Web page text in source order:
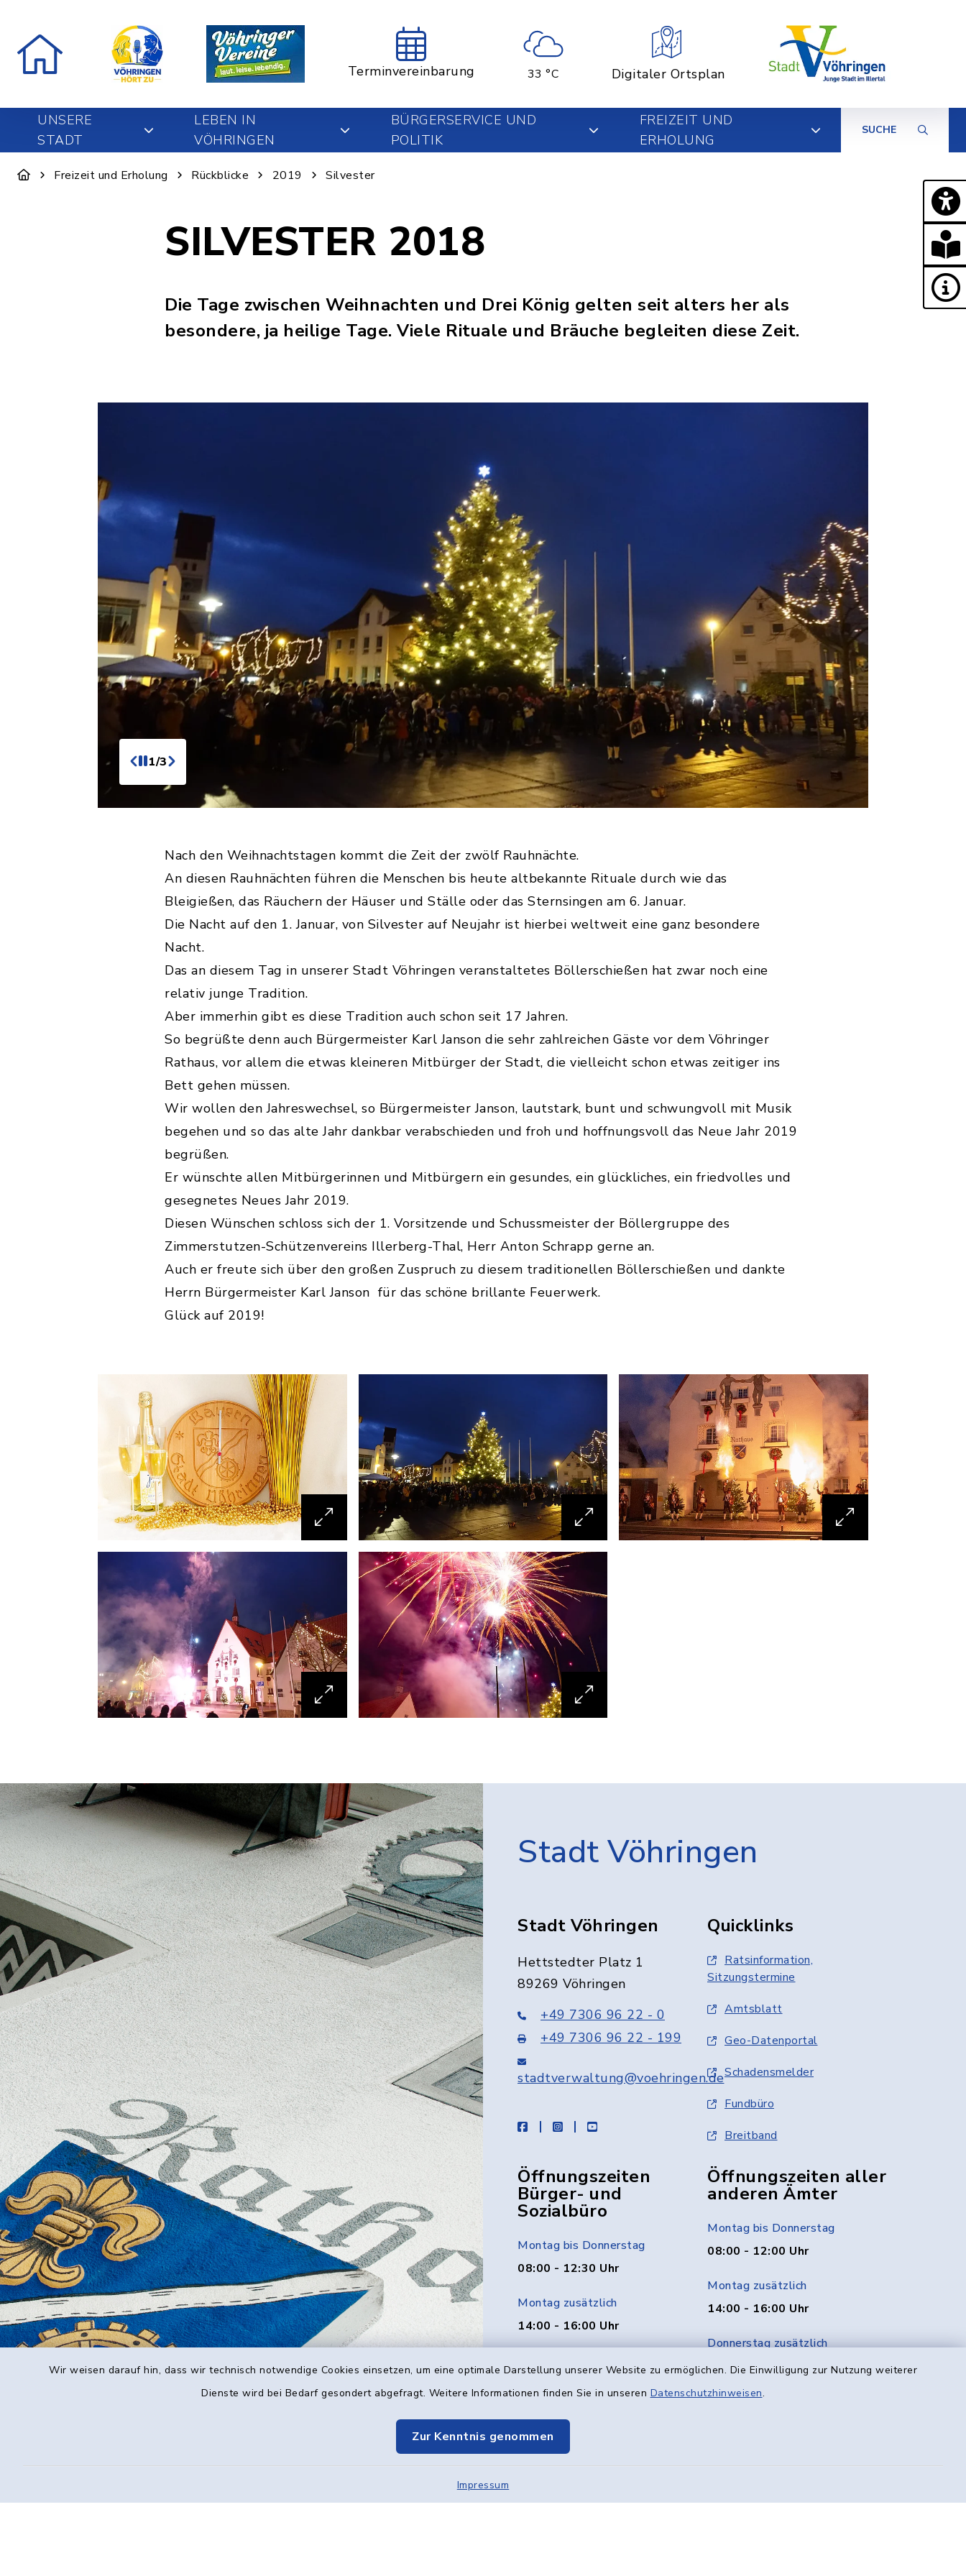
Wir weisen darauf hin, dass wir technisch notwendige Cookies einsetzen, um eine optimale Darstellung unserer Website zu ermöglichen. Die Einwilligung zur Nutzung weiterer
Dienste wird bei Bedarf gesondert abgefragt. Weitere Informationen finden Sie in unseren Datenschutzhinweisen.
Zur Kenntnis genommen
Impressum
Terminvereinbarung 33 °C Digitaler Ortsplan
UNSERE
STADT
LEBEN IN
VÖHRINGEN
BÜRGERSERVICE UND
POLITIK
FREIZEIT UND
ERHOLUNG
SUCHE
Freizeit und Erholung Rückblicke 2019 Silvester
SILVESTER 2018
Die Tage zwischen Weihnachten und Drei König gelten seit alters her als
besondere, ja heilige Tage. Viele Rituale und Bräuche begleiten diese Zeit.
1/3
Nach den Weihnachtstagen kommt die Zeit der zwölf Rauhnächte.
An diesen Rauhnächten führen die Menschen bis heute altbekannte Rituale durch wie das
Bleigießen, das Räuchern der Häuser und Ställe oder das Sternsingen am 6. Januar.
Die Nacht auf den 1. Januar, von Silvester auf Neujahr ist hierbei weltweit eine ganz besondere
Nacht.
Das an diesem Tag in unserer Stadt Vöhringen veranstaltetes Böllerschießen hat zwar noch eine
relativ junge Tradition.
Aber immerhin gibt es diese Tradition auch schon seit 17 Jahren.
So begrüßte denn auch Bürgermeister Karl Janson die sehr zahlreichen Gäste vor dem Vöhringer
Rathaus, vor allem die etwas kleineren Mitbürger der Stadt, die vielleicht schon etwas zeitiger ins
Bett gehen müssen.
Wir wollen den Jahreswechsel, so Bürgermeister Janson, lautstark, bunt und schwungvoll mit Musik
begehen und so das alte Jahr dankbar verabschieden und froh und hoffnungsvoll das Neue Jahr 2019
begrüßen.
Er wünschte allen Mitbürgerinnen und Mitbürgern ein gesundes, ein glückliches, ein friedvolles und
gesegnetes Neues Jahr 2019.
Diesen Wünschen schloss sich der 1. Vorsitzende und Schussmeister der Böllergruppe des
Zimmerstutzen-Schützenvereins Illerberg-Thal, Herr Anton Schrapp gerne an.
Auch er freute sich über den großen Zuspruch zu diesem traditionellen Böllerschießen und dankte
Herrn Bürgermeister Karl Janson für das schöne brillante Feuerwerk.
Glück auf 2019!
Stadt Vöhringen
Stadt Vöhringen
Hettstedter Platz 1
89269 Vöhringen
+49 7306 96 22 - 0
+49 7306 96 22 - 199
stadtverwaltung@voehringen.de
facebookinstagramyoutube
Quicklinks
Ratsinformation,
Sitzungstermine
Amtsblatt
Geo-Datenportal
Schadensmelder
Fundbüro
Breitband
Öffnungszeiten
Bürger- und
Sozialbüro
Montag bis Donnerstag
08:00 - 12:30 Uhr
Montag zusätzlich
14:00 - 16:00 Uhr
Freitag
08:00 - 12:00 Uhr
Öffnungszeiten aller
anderen Ämter
Montag bis Donnerstag
08:00 - 12:00 Uhr
Montag zusätzlich
14:00 - 16:00 Uhr
Donnerstag zusätzlich
14:00 - 18:00 Uhr
Freitag